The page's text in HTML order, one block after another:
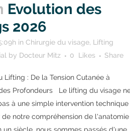
Evolution des
2026
in Chirurgie du visage, Lifting
by Docteur Mitz 0 Likes Share
Lifting : De la Tension Cutanée à
Profondeurs Le lifting du visage
à une simple intervention technique
notre compréhension de l'anatomie